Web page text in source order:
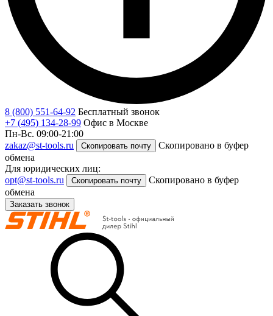
8 (800) 551-64-92 Бесплатный звонок
+7 (495) 134-28-99 Офис в Москве
Пн-Вс. 09:00-21:00
zakaz@st-tools.ru
Скопировать почту
Скопировано в буфер
обмена
Для юридических лиц:
opt@st-tools.ru
Скопировать почту
Скопировано в буфер
обмена
Заказать звонок